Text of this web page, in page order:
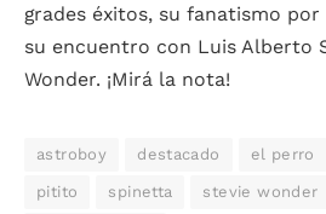
grades éxitos, su fanatismo
su encuentro con Luis Alberto
Wonder. ¡Mirá la nota!
astroboy destacado el perro
pitito spinetta stevie wonder